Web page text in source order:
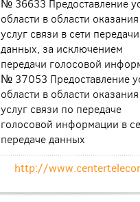
№ 36633 Предоставление
области в области оказания
услуг связи в сети передачи
данных, за исключением
передачи голосовой
№ 37053 Предоставление
области в области оказания
услуг связи по передаче
голосовой информации в
передаче данных
http://